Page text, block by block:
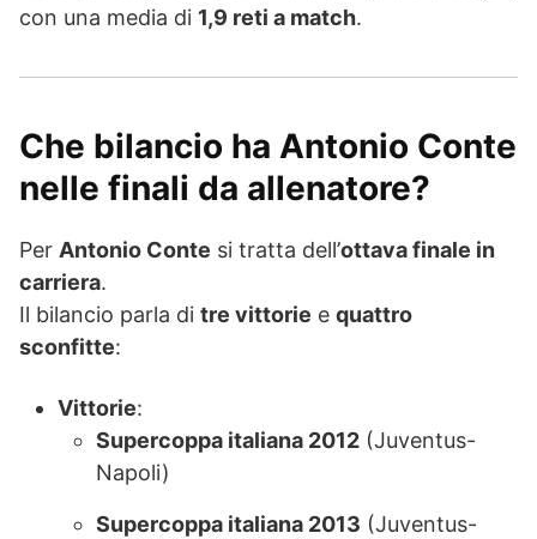
con una media di 1,9 reti a match.
Che bilancio ha Antonio Conte
nelle finali da allenatore?
Per Antonio Conte si tratta dell’ottava finale in
carriera.
Il bilancio parla di tre vittorie e quattro
sconfitte:
Vittorie:
Supercoppa italiana 2012 (Juventus-
Napoli)
Supercoppa italiana 2013 (Juventus-